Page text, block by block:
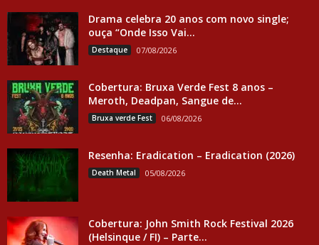
Drama celebra 20 anos com novo single;
ouça “Onde Isso Vai...
Destaque 07/08/2026
Cobertura: Bruxa Verde Fest 8 anos –
Meroth, Deadpan, Sangue de...
Bruxa verde Fest 06/08/2026
Resenha: Eradication – Eradication (2026)
Death Metal 05/08/2026
Cobertura: John Smith Rock Festival 2026
(Helsinque / FI) – Parte...